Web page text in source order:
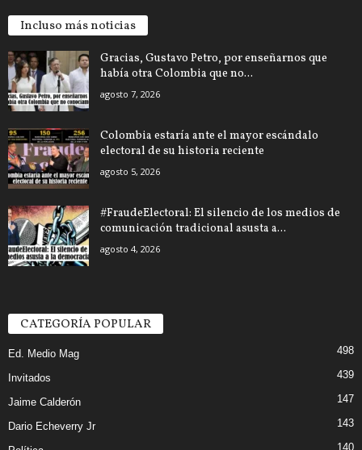
Incluso más noticias
Gracias, Gustavo Petro, por enseñarnos que
había otra Colombia que no...
agosto 7, 2026
Colombia estaría ante el mayor escándalo
electoral de su historia reciente
agosto 5, 2026
#FraudeElectoral: El silencio de los medios de
comunicación tradicional asusta a...
agosto 4, 2026
CATEGORÍA POPULAR
Ed. Medio Mag 498
Invitados 439
Jaime Calderón 147
Dario Echeverry Jr 143
140